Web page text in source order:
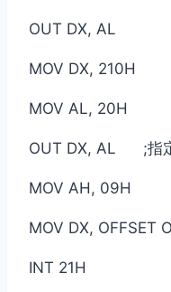
OUT DX, AL
MOV DX, 210H
MOV AL, 20H
OUT DX, AL ;指
MOV AH, 09H
MOV DX, OFFSET
INT 21H